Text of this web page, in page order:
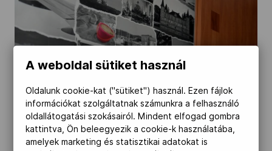
Los Angeles 2028
MOB
Kettőskarrier-program
A weboldal sütiket használ
Oldalunk cookie-kat ("sütiket") használ. Ezen fájlok
információkat szolgáltatnak számunkra a felhasználó
oldallátogatási szokásairól. Mindent elfogad gombra
kattintva, Ön beleegyezik a cookie-k használatába,
amelyek marketing és statisztikai adatokat is